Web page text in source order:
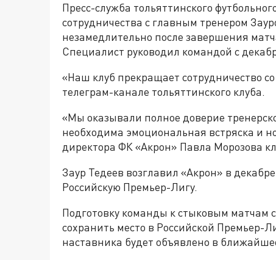
Пресс-служба тольяттинского
сотрудничества с главным тренером
незамедлительно после завершения
Специалист руководил командой с
«Наш клуб прекращает сотрудничество
телеграм-канале тольяттинского клуба.
«Мы оказывали полное доверие
необходима эмоциональная встряска и
директора ФК «Акрон» Павла Морозова
Заур Тедеев возглавил «Акрон» в
Российскую Премьер-Лигу.
Подготовку команды к стыковым матчам
сохранить место в Российской Премьер-
наставника будет объявлено в